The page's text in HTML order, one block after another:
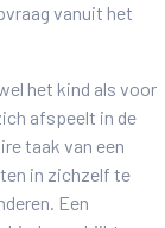
vanuit het
het kind als voor
afspeelt in de
taak van een
in zichzelf te
Een